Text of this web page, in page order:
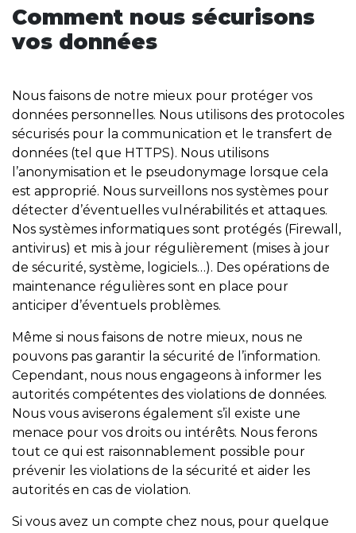
Comment nous sécurisons
vos données
Nous faisons de notre mieux pour protéger vos
données personnelles. Nous utilisons des protocoles
sécurisés pour la communication et le transfert de
données (tel que HTTPS). Nous utilisons
l’anonymisation et le pseudonymage lorsque cela
est approprié. Nous surveillons nos systèmes pour
détecter d’éventuelles vulnérabilités et attaques.
Nos systèmes informatiques sont protégés (Firewall,
antivirus) et mis à jour régulièrement (mises à jour
de sécurité, système, logiciels…). Des opérations de
maintenance régulières sont en place pour
anticiper d’éventuels problèmes.
Même si nous faisons de notre mieux, nous ne
pouvons pas garantir la sécurité de l’information.
Cependant, nous nous engageons à informer les
autorités compétentes des violations de données.
Nous vous aviserons également s’il existe une
menace pour vos droits ou intérêts. Nous ferons
tout ce qui est raisonnablement possible pour
prévenir les violations de la sécurité et aider les
autorités en cas de violation.
Si vous avez un compte chez nous, pour quelque